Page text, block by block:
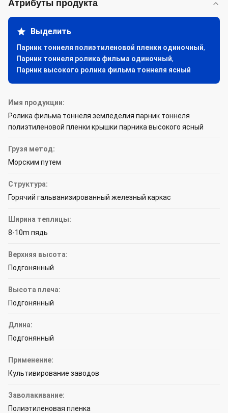
Атрибуты продукта
Выделить
Парник тоннеля полиэтиленовой пленки одиночный,
Парник тоннеля ролика фильма одиночный,
Парник высокого ролика фильма тоннеля ясный
Имя продукции:
Ролика фильма тоннеля земледелия парник тоннеля
полиэтиленовой пленки крышки парника высокого ясный
Грузя метод:
Морским путем
Структура:
Горячий гальванизированный железный каркас
Ширина теплицы:
8-10m пядь
Верхняя высота:
Подгонянный
Высота плеча:
Подгонянный
Длина:
Подгонянный
Применение:
Культивирование заводов
Заволакивание:
Полиэтиленовая пленка